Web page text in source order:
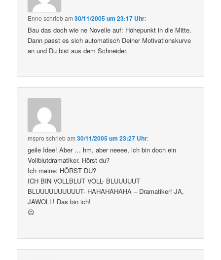
Enno schriebam30/11/2005 um 23:17 Uhr:
Bau das doch wie ne Novelle auf: Höhepunkt in die Mitte.
Dann passt es sich automatisch Deiner Motivationskurve
an und Du bist aus dem Schneider.
mspro schriebam30/11/2005 um 23:27 Uhr:
geile Idee! Aber … hm, aber neeee, ich bin doch ein
Vollblutdramatiker. Hörst du?
Ich meine: HÖRST DU?
ICH BIN VOLLBLUT VOLL- BLUUUUUT
BLUUUUUUUUUUT- HAHAHAHAHA – Dramatiker! JA,
JAWOLL! Das bin ich!
😉